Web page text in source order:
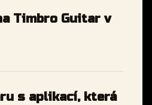
Timbro Guitar v
s aplikací, která